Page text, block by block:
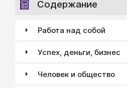
Содержание
Работа над собой
Успех, деньги, бизнес
Человек и общество